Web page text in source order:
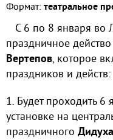
Формат: театральное
С 6 по 8 января во
праздничное
Вертепов, которое
праздников и действ:
1. Будет проходить 6
установке на
праздничного Дидуха